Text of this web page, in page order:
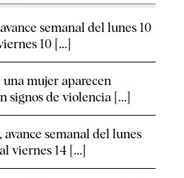
semanal del lunes 10
10 [...]
mujer aparecen
signos de violencia [...]
avance semanal del lunes
viernes 14 [...]